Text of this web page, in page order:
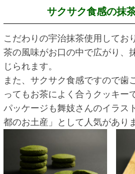
サクサク食感の抹
こだわりの宇治抹茶使用してお
茶の風味がお口の中で広がり、
じられます。
また、サクサク食感ですので歯
ってもお茶によく合うクッキー
パッケージも舞妓さんのイラス
都のお土産」として人気があり